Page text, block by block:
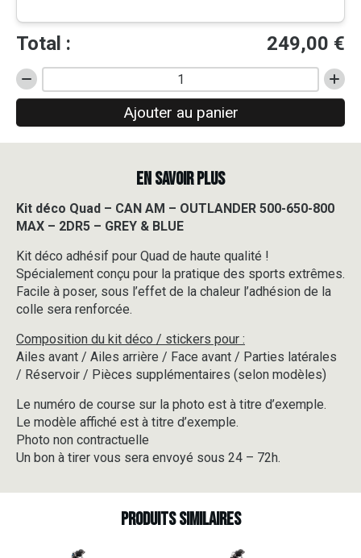
Total : 249,00 €
quantité
de
déco
Quad
-
OUTLANDER
650-
800
MAX
-
2DR5
-
GREY
&
BLUE
Ajouter au panier
EN SAVOIR PLUS
Kit déco Quad – CAN AM – OUTLANDER 500-650-800
MAX – 2DR5 – GREY & BLUE
Kit déco adhésif pour Quad de haute qualité !
Spécialement conçu pour la pratique des sports extrêmes.
Facile à poser, sous l’effet de la chaleur l’adhésion de la
colle sera renforcée.
Composition du kit déco / stickers pour :
Ailes avant / Ailes arrière / Face avant / Parties latérales
/ Réservoir / Pièces supplémentaires (selon modèles)
Le numéro de course sur la photo est à titre d’exemple.
Le modèle affiché est à titre d’exemple.
Photo non contractuelle
Un bon à tirer vous sera envoyé sous 24 – 72h.
Produits similaires